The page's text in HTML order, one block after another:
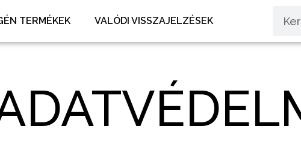
TERMÉKEK VALÓDI VISSZAJELZÉSEK